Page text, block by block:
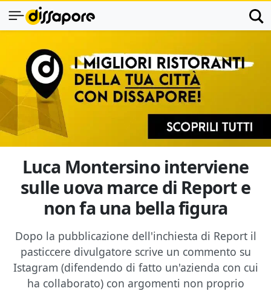
Luca Montersino interviene
sulle uova marce di Report e
non fa una bella figura
Dopo la pubblicazione dell'inchiesta di Report il
pasticcere divulgatore scrive un commento su
Istagram (difendendo di fatto un'azienda con cui
ha collaborato) con argomenti non proprio